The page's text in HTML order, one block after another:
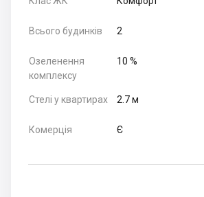
Всього будинків 2
Озеленення
комплексу
10 %
Стелі у квартирах 2.7 м
Комерція Є